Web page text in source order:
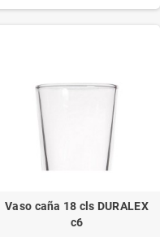
Vaso caña 18 cls DURALEX
c6